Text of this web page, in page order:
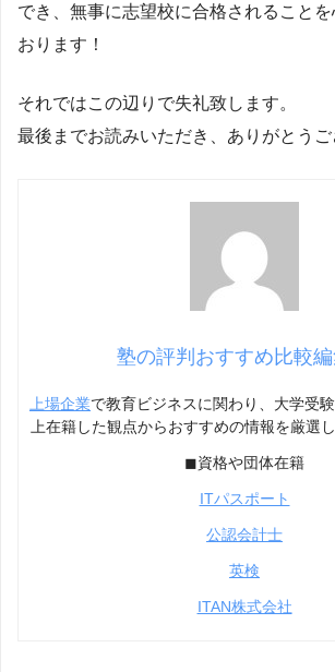
でき、無事に志望校に合格されること
おります！
それではこの辺りで失礼致します。
最後までお読みいただき、ありがとうご
塾の評判おすすめ比較
上場企業で教育ビジネスに関わり、大学受
上在籍した観点からおすすめの情報を厳選
◼︎資格や団体在籍
ITパスポート
公認会計士
英検
ITAN株式会社